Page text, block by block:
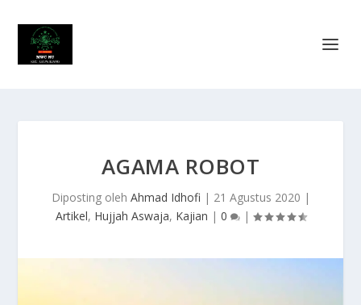
AGAMA ROBOT
Diposting oleh Ahmad Idhofi | 21 Agustus 2020 |
Artikel, Hujjah Aswaja, Kajian | 0 |